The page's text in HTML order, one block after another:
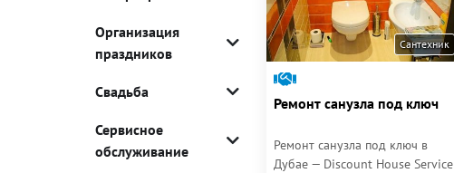
Организация
праздников
Свадьба
Сервисное
обслуживание
Сантехник
Ремонт санузла под ключ
Ремонт санузла под ключ в
Дубае — Discount House Service